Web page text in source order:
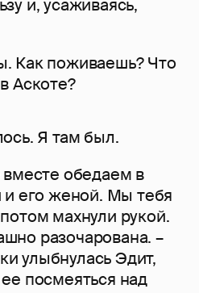
и, усаживаясь,
Как поживаешь? Что
Аскоте?
Я там был.
обедаем в
и его женой. Мы тебя
махнули рукой.
разочарована. –
улыбнулась Эдит,
посмеяться над